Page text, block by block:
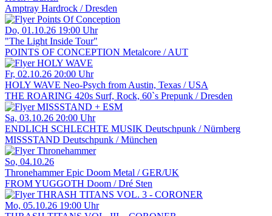
Amptray Hardrock / Dresden
Do, 01.10.26 19:00 Uhr
"The Light Inside Tour"
POINTS OF CONCEPTION Metalcore / AUT
Fr, 02.10.26 20:00 Uhr
HOLY WAVE Neo-Psych from Austin, Texas / USA
THE ROARING 420s Surf, Rock, 60`s Prepunk / Dresden
Sa, 03.10.26 20:00 Uhr
ENDLICH SCHLECHTE MUSIK Deutschpunk / Nürnberg
MISSSTAND Deutschpunk / München
So, 04.10.26
Thronehammer Epic Doom Metal / GER/UK
FROM YUGGOTH Doom / Dré Sten
Mo, 05.10.26 19:00 Uhr